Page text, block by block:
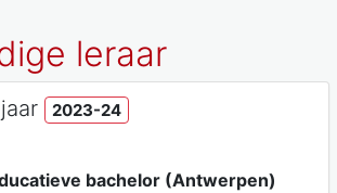
leraar
2023-24
bachelor (Antwerpen)